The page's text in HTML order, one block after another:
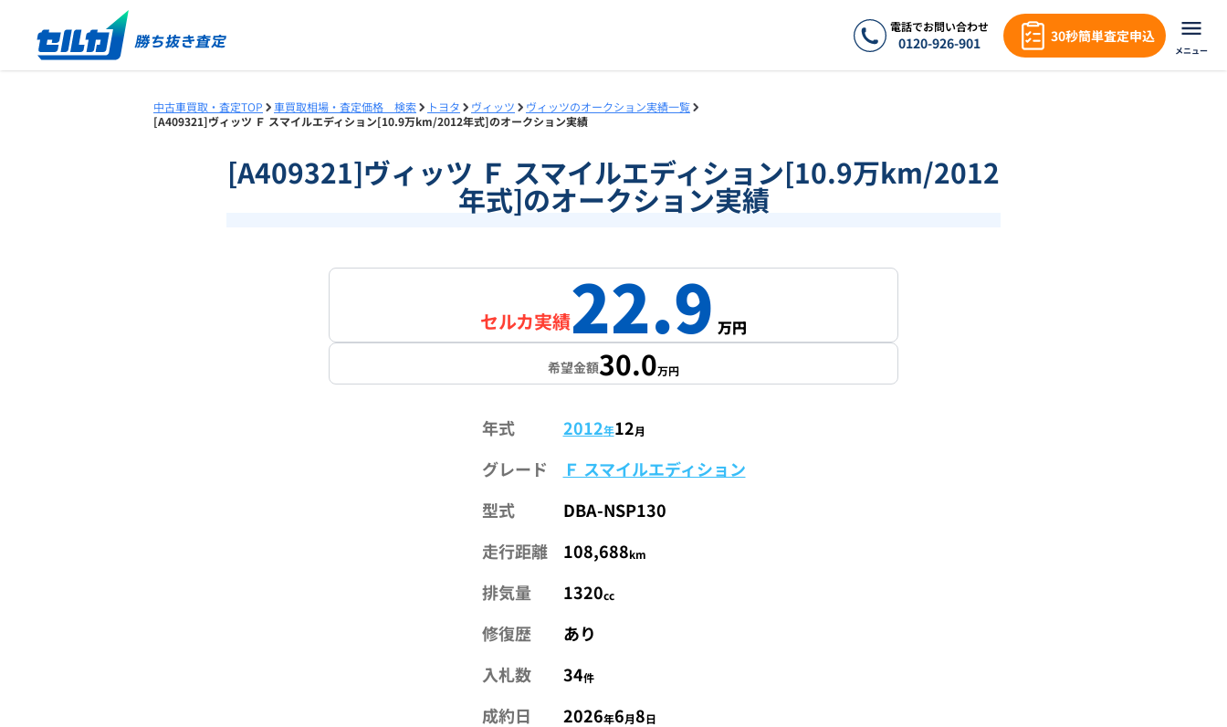
電話でお問い合わせ
0120-926-901 30秒簡単査定申込
メニュー
中古車買取・査定TOP 車買取相場・査定価格 検索 トヨタ ヴィッツ
ヴィッツのオークション実績一覧
[A409321]ヴィッツ Ｆ スマイルエディション[10.9万km/2012年式]のオークション実績
[A409321]ヴィッツ Ｆ スマイルエディション[10.9万km/2012
年式]のオークション実績
セルカ実績22.9 万円
希望金額30.0万円
年式 2012年12月
グレード
Ｆ スマイルエディション
型式
DBA-NSP130
走行距離
108,688km
排気量 1320cc
修復歴
あり
入札数
34件
成約日 2026年6月8日